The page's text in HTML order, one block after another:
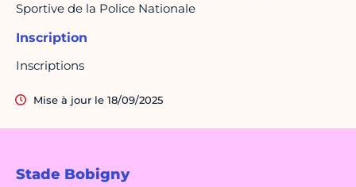
Stade Bobigny
Sportive de la Police Nationale
Inscription
Inscriptions
Mise à jour le 18/09/2025